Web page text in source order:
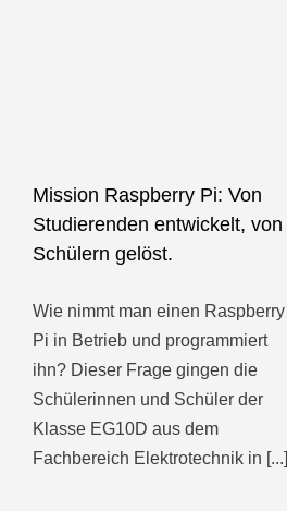
Mission Raspberry Pi: Von
Studierenden entwickelt, von
Schülern gelöst.
Wie nimmt man einen Raspberry
Pi in Betrieb und programmiert
ihn? Dieser Frage gingen die
Schülerinnen und Schüler der
Klasse EG10D aus dem
Fachbereich Elektrotechnik in [...]